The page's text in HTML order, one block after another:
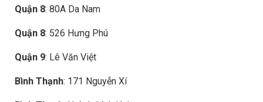
Quận 8: 80A Da Nam
Quận 8: 526 Hưng Phú
Quận 9: Lê Văn Việt
Bình Thạnh: 171 Nguyễn Xí